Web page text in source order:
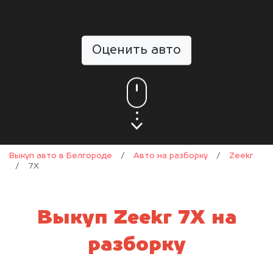
Оценить авто
Выкуп авто в Белгороде / Авто на разборку /
Zeekr
/
7X
Выкуп Zeekr 7X на
разборку